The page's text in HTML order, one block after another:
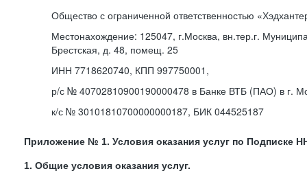
Общество с ограниченной ответственностью
Местонахождение: 125047, г.Москва, вн.тер.г.
Брестская, д. 48, помещ. 25
ИНН 7718620740, КПП 997750001,
р/с № 40702810900190000478 в Банке ВТБ (ПАО) в г.
к/с № 30101810700000000187, БИК 044525187
Приложение № 1. Условия оказания услуг по Подписке
1. Общие условия оказания услуг.